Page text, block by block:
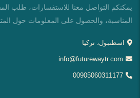
يمكنكم التواصل معنا للاستفسارات، طلب
المناسبة، والحصول على المعلومات حول
اسطنبول، تركيا
info@futurewaytr.com
00905060311177